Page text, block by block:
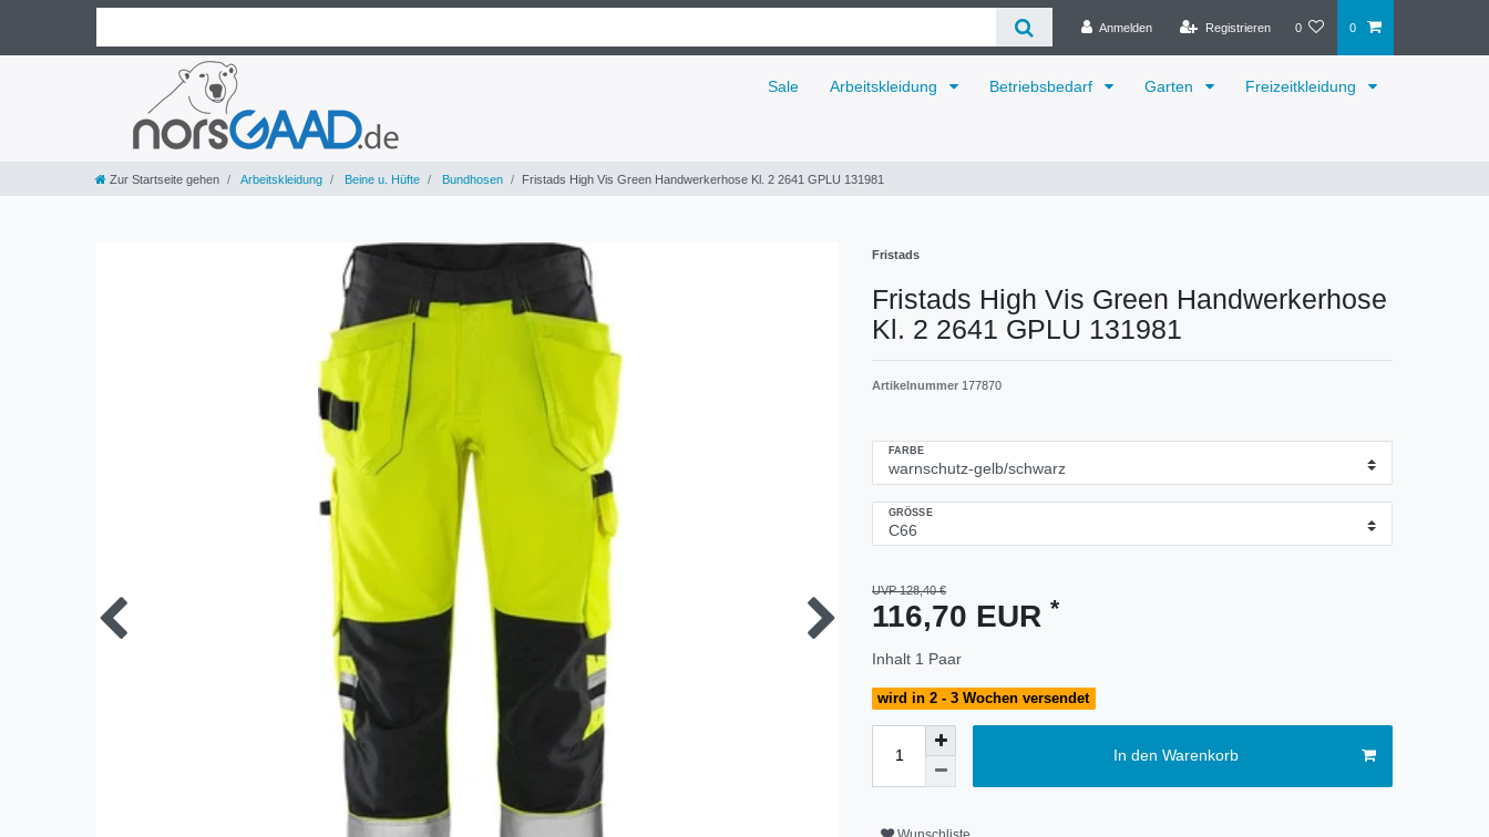
Anmelden Registrieren 0 0
Sale Arbeitskleidung Betriebsbedarf Garten Freizeitkleidung
Zur Startseite gehen Arbeitskleidung Beine u. Hüfte Bundhosen Fristads High Vis Green Handwerkerhose Kl. 2 2641 GPLU 131981
Fristads
Fristads High Vis Green Handwerkerhose
Kl. 2 2641 GPLU 131981
Artikelnummer 177870
FARBE
GRÖSSE
UVP 128,40 €
116,70 EUR *
Inhalt 1 Paar
wird in 2 - 3 Wochen versendet
In den Warenkorb